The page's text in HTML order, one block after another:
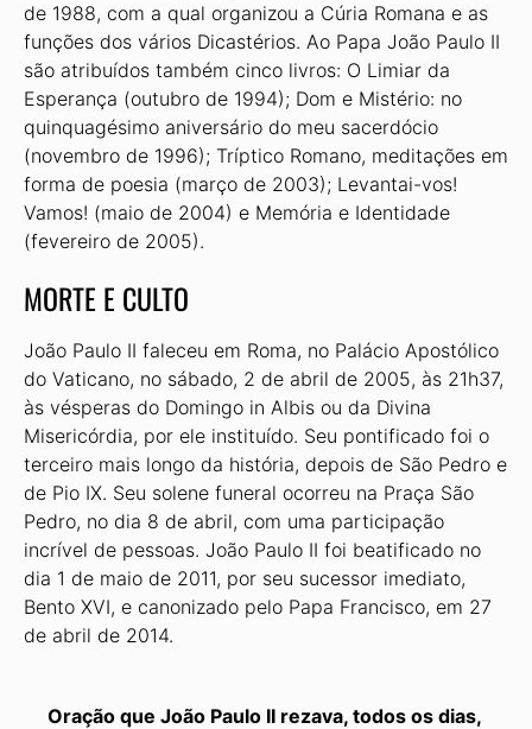
de 1988, com a qual organizou a Cúria Romana e as
funções dos vários Dicastérios. Ao Papa João Paulo II
são atribuídos também cinco livros: O Limiar da
Esperança (outubro de 1994); Dom e Mistério: no
quinquagésimo aniversário do meu sacerdócio
(novembro de 1996); Tríptico Romano, meditações em
forma de poesia (março de 2003); Levantai-vos!
Vamos! (maio de 2004) e Memória e Identidade
(fevereiro de 2005).
MORTE E CULTO
João Paulo II faleceu em Roma, no Palácio Apostólico
do Vaticano, no sábado, 2 de abril de 2005, às 21h37,
às vésperas do Domingo in Albis ou da Divina
Misericórdia, por ele instituído. Seu pontificado foi o
terceiro mais longo da história, depois de São Pedro e
de Pio IX. Seu solene funeral ocorreu na Praça São
Pedro, no dia 8 de abril, com uma participação
incrível de pessoas. João Paulo II foi beatificado no
dia 1 de maio de 2011, por seu sucessor imediato,
Bento XVI, e canonizado pelo Papa Francisco, em 27
de abril de 2014.
Oração que João Paulo II rezava, todos os dias,